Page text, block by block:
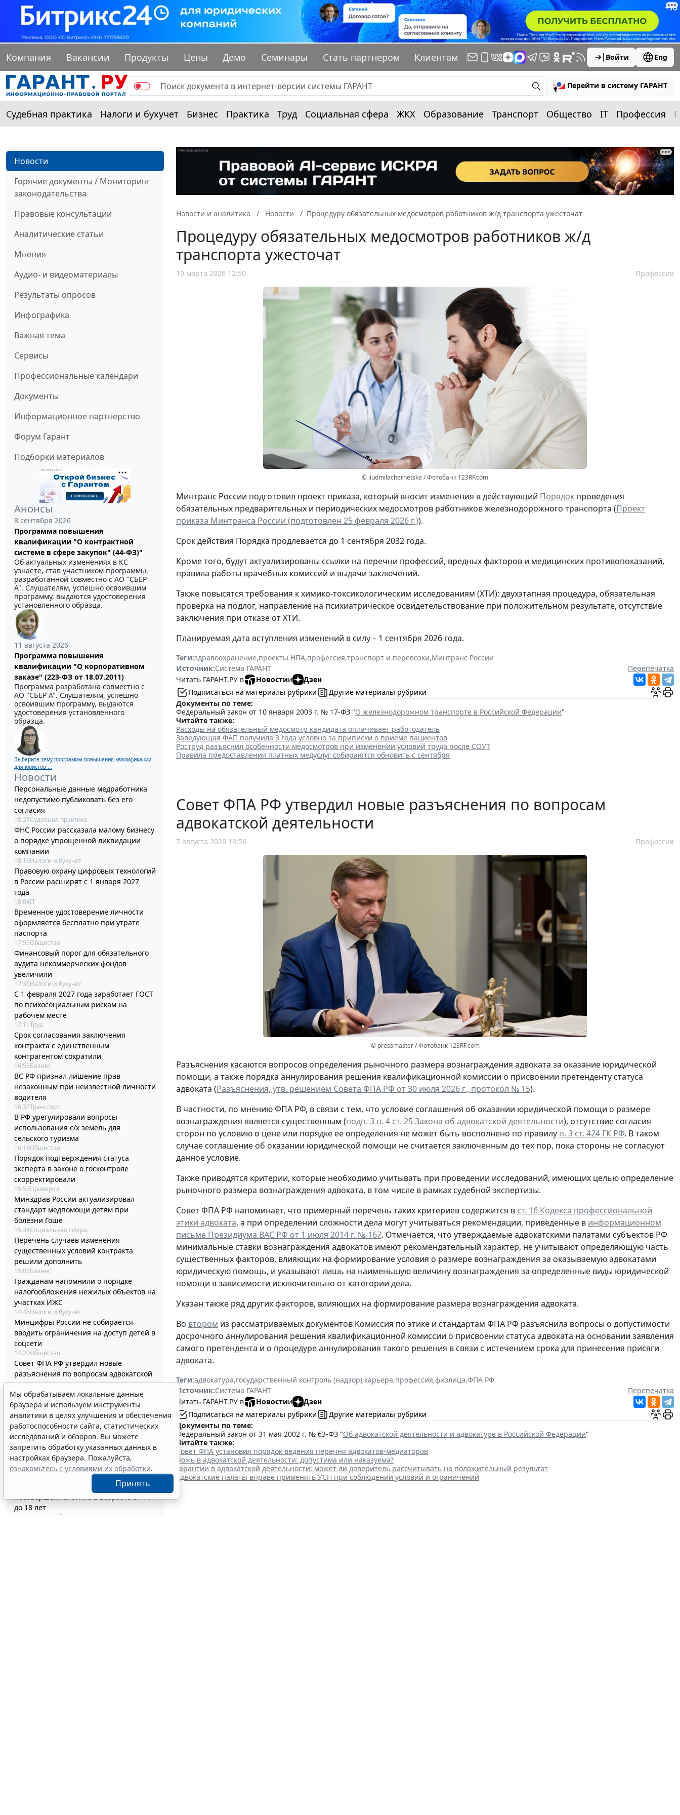
Компания Вакансии Продукты Цены Демо Семинары Стать партнером Клиентам Войти Eng
Перейти в систему ГАРАНТ
Судебная практика Налоги и бухучет Бизнес Практика Труд Социальная сфера ЖКХ Образование Транспорт Общество IT Профессия
Новости
Горячие документы / Мониторинг
законодательства
Правовые консультации
Аналитические статьи
Мнения
Аудио- и видеоматериалы
Результаты опросов
Инфографика
Важная тема
Сервисы
Профессиональные календари
Документы
Информационное партнерство
Форум Гарант
Подборки материалов
Анонсы
8 сентября 2026
Программа повышения
квалификации "О контрактной
системе в сфере закупок" (44-ФЗ)"
Об актуальных изменениях в КС
узнаете, став участником программы,
разработанной совместно с АО ''СБЕР
А". Слушателям, успешно освоившим
программу, выдаются удостоверения
установленного образца.
11 августа 2026
Программа повышения
квалификации "О корпоративном
заказе" (223-ФЗ от 18.07.2011)
Программа разработана совместно с
АО ''СБЕР А". Слушателям, успешно
освоившим программу, выдаются
удостоверения установленного
образца.
Выберите тему программы повышения квалификации
для юристов ...
Новости
Персональные данные медработника
недопустимо публиковать без его
согласия
18:27Судебная практика
ФНС России рассказала малому бизнесу
о порядке упрощенной ликвидации
компании
18:16Налоги и бухучет
Правовую охрану цифровых технологий
в России расширят с 1 января 2027
года
18:04IT
Временное удостоверение личности
оформляется бесплатно при утрате
паспорта
17:55Общество
Финансовый порог для обязательного
аудита некоммерческих фондов
увеличили
17:36Налоги и бухучет
С 1 февраля 2027 года заработает ГОСТ
по психосоциальным рискам на
рабочем месте
17:11Труд
Срок согласования заключения
контракта с единственным
контрагентом сократили
16:55Бизнес
ВС РФ признал лишение прав
незаконным при неизвестной личности
водителя
16:37Транспорт
В РФ урегулировали вопросы
использования с/х земель для
сельского туризма
16:18Общество
Порядок подтверждения статуса
эксперта в законе о госконтроле
скорректировали
15:57Проверки
Минздрав России актуализировал
стандарт медпомощи детям при
болезни Гоше
15:34Социальная сфера
Перечень случаев изменения
существенных условий контракта
решили дополнить
15:02Бизнес
Гражданам напомнили о порядке
налогообложения нежилых объектов на
участках ИЖС
14:45Налоги и бухучет
Минцифры России не собирается
вводить ограничения на доступ детей в
соцсети
14:20Общество
Совет ФПА РФ утвердил новые
разъяснения по вопросам адвокатской
деятельности
13:56Профессия
Каким документом оформить
реклассификацию задолженности
подотчетного лица
13:37Бюджетный учет
Определены особенности включения
частных медорганизаций в реестр
системы ОМС
Социальная сфера
Спецрежим НПД вправе применять
несовершеннолетние в возрасте от 14
до 18 лет
Налоги и бухучет
Новости и аналитика Новости Процедуру обязательных медосмотров работников ж/д транспорта ужесточат
Процедуру обязательных медосмотров работников ж/д
транспорта ужесточат
19 марта 2026 12:50 Профессия
© liudmilachernetska / Фотобанк 123RF.com
Минтранс России подготовил проект приказа, который вносит изменения в действующий Порядок проведения
обязательных предварительных и периодических медосмотров работников железнодорожного транспорта (Проект
приказа Минтранса России (подготовлен 25 февраля 2026 г.)).
Срок действия Порядка продлевается до 1 сентября 2032 года.
Кроме того, будут актуализированы ссылки на перечни профессий, вредных факторов и медицинских противопоказаний,
правила работы врачебных комиссий и выдачи заключений.
Также повысятся требования к химико-токсикологическим исследованиям (ХТИ): двухэтапная процедура, обязательная
проверка на подлог, направление на психиатрическое освидетельствование при положительном результате, отсутствие
заключения при отказе от ХТИ.
Планируемая дата вступления изменений в силу – 1 сентября 2026 года.
Теги:здравоохранение,проекты НПА,профессия,транспорт и перевозки,Минтранс России
Источник:Система ГАРАНТ
Перепечатка
Читать ГАРАНТ.РУ в
Новостии
Дзен
Подписаться на материалы рубрики
Другие материалы рубрики
Документы по теме:
Федеральный закон от 10 января 2003 г. № 17-ФЗ "О железнодорожном транспорте в Российской Федерации"
Читайте также:
Расходы на обязательный медосмотр кандидата оплачивает работодатель
Заведующая ФАП получила 3 года условно за приписки о приеме пациентов
Роструд разъяснил особенности медосмотров при изменении условий труда после СОУТ
Правила предоставления платных медуслуг собираются обновить с сентября
Совет ФПА РФ утвердил новые разъяснения по вопросам
адвокатской деятельности
7 августа 2026 13:56 Профессия
© pressmaster / Фотобанк 123RF.com
Разъяснения касаются вопросов определения рыночного размера вознаграждения адвоката за оказание юридической
помощи, а также порядка аннулирования решения квалификационной комиссии о присвоении претенденту статуса
адвоката (Разъяснения, утв. решением Совета ФПА РФ от 30 июля 2026 г., протокол № 15).
В частности, по мнению ФПА РФ, в связи с тем, что условие соглашения об оказании юридической помощи о размере
вознаграждения является существенным (подп. 3 п. 4 ст. 25 Закона об адвокатской деятельности), отсутствие согласия
сторон по условию о цене или порядке ее определения не может быть восполнено по правилу п. 3 ст. 424 ГК РФ. В таком
случае соглашение об оказании юридической помощи не считается заключенным до тех пор, пока стороны не согласуют
данное условие.
Также приводятся критерии, которые необходимо учитывать при проведении исследований, имеющих целью определение
рыночного размера вознаграждения адвоката, в том числе в рамках судебной экспертизы.
Совет ФПА РФ напоминает, что примерный перечень таких критериев содержится в ст. 16 Кодекса профессиональной
этики адвоката, а при определении сложности дела могут учитываться рекомендации, приведенные в информационном
письме Президиума ВАС РФ от 1 июля 2014 г. № 167. Отмечается, что утверждаемые адвокатскими палатами субъектов РФ
минимальные ставки вознаграждения адвокатов имеют рекомендательный характер, не учитывают определяющую часть
существенных факторов, влияющих на формирование условия о размере вознаграждения за оказываемую адвокатами
юридическую помощь, и указывают лишь на наименьшую величину вознаграждения за определенные виды юридической
помощи в зависимости исключительно от категории дела.
Указан также ряд других факторов, влияющих на формирование размера вознаграждения адвоката.
Во втором из рассматриваемых документов Комиссия по этике и стандартам ФПА РФ разъяснила вопросы о допустимости
досрочного аннулирования решения квалификационной комиссии о присвоении статуса адвоката на основании заявления
самого претендента и о процедуре аннулирования такого решения в связи с истечением срока для принесения присяги
адвоката.
Теги:адвокатура,государственный контроль (надзор),карьера,профессия,физлица,ФПА РФ
Источник:Система ГАРАНТ
Перепечатка
Читать ГАРАНТ.РУ в
Новостии
Дзен
Подписаться на материалы рубрики
Другие материалы рубрики
Документы по теме:
Федеральный закон от 31 мая 2002 г. № 63-ФЗ "Об адвокатской деятельности и адвокатуре в Российской Федерации"
Читайте также:
Совет ФПА установил порядок ведения перечня адвокатов-медиаторов
Ложь в адвокатской деятельности: допустима или наказуема?
Гарантии в адвокатской деятельности: может ли доверитель рассчитывать на положительный результат
Адвокатские палаты вправе применять УСН при соблюдении условий и ограничений
Мы обрабатываем локальные данные
браузера и используем инструменты
аналитики в целях улучшения и обеспечения
работоспособности сайта, статистических
исследований и обзоров. Вы можете
запретить обработку указанных данных в
настройках браузера. Пожалуйста,
ознакомьтесь с условиями их обработки.
Принять